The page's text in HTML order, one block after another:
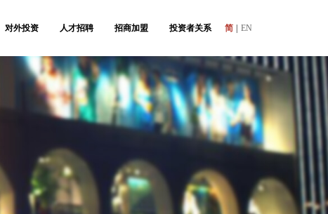
对外投资 人才招聘 招商加盟 投资者关系 简 EN